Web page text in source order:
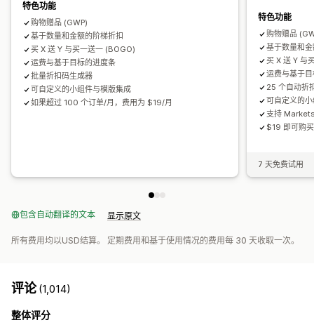
特色功能
购物赠品 (GWP)
基于数量和金额的阶梯折扣
买 X 送 Y 与买一送一 (BOGO)
运费与基于目标的进度条
批量折扣码生成器
可自定义的小组件与模版集成
如果超过 100 个订单/月，费用为 $19/月
特色功能
购物赠品
基于数量和
买 X 送 Y 与
运费与基于
25 个自动折
可自定义的
支持
$19 即可购
7 天免费试用
包含自动翻译的文本 显示原文
所有费用均以USD结算。 定期费用和基于使用情况的费用每 30 天收取一次。
评论(1,014)
整体评分